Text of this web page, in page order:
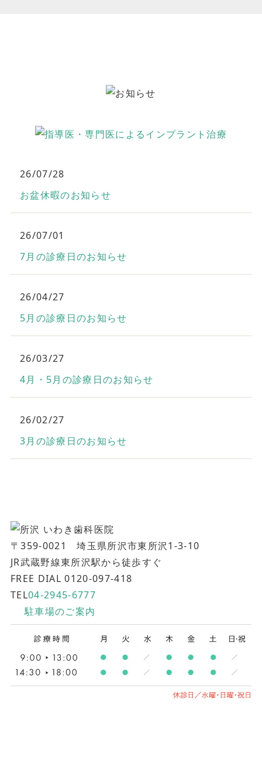
26/07/28
お盆休暇のお知らせ
26/07/01
7月の診療日のお知らせ
26/04/27
5月の診療日のお知らせ
26/03/27
4月・5月の診療日のお知らせ
26/02/27
3月の診療日のお知らせ
〒359-0021 埼玉県所沢市東所沢1-3-10
JR武蔵野線東所沢駅から徒歩すぐ
FREE DIAL 0120-097-418
TEL04-2945-6777
駐車場のご案内